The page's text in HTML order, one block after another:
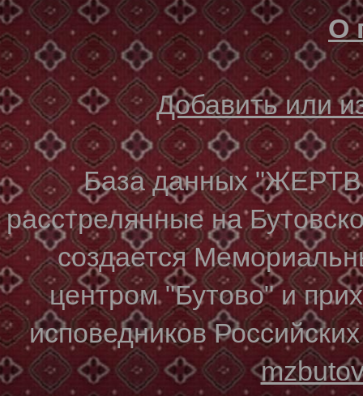
О
Добавить или
База данных
расстрелянные на
создается
центром "Бутово" и
исповедников